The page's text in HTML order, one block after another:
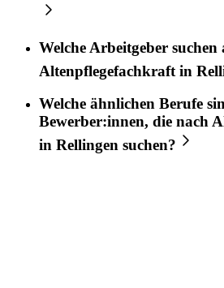
Welche Arbeitgeber suchen
Altenpflegefachkraft in
Welche ähnlichen Berufe
Bewerber:innen, die nach
in Rellingen suchen?